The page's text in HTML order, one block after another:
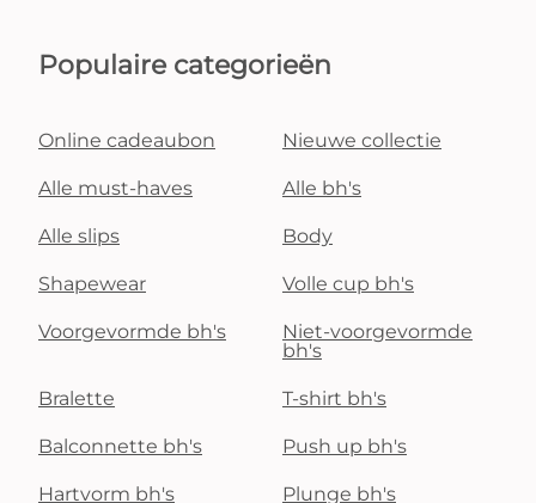
Populaire categorieën
Online cadeaubon Nieuwe collectie
Alle must-haves Alle bh's
Alle slips Body
Shapewear Volle cup bh's
Voorgevormde bh's
Niet-voorgevormde
bh's
Bralette T-shirt bh's
Balconnette bh's Push up bh's
Hartvorm bh's Plunge bh's